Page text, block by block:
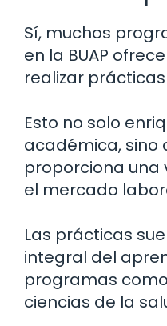
Sí, muchos
en la BUAP
realizar
Esto no solo
académica, sino
proporciona una
el mercado
Las prácticas
integral del
programas
ciencias de la